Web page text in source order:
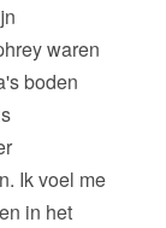
waren
boden
Ik voel me
in het